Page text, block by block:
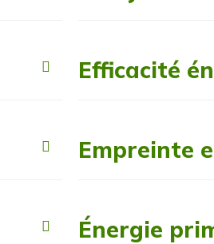
Efficacité
Empreinte
Énergie